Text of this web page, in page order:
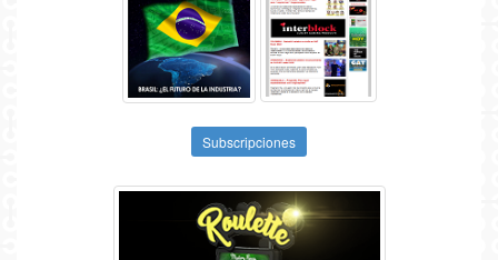
Subscripciones